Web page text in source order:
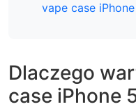
vape case iPhone
Dlaczego
case iPhone